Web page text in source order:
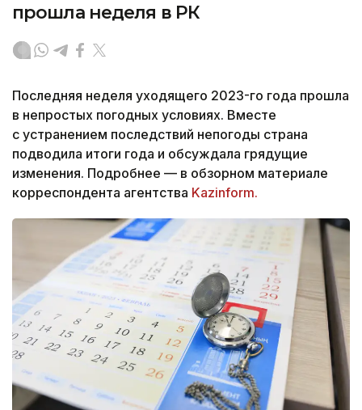
прошла неделя в РК
Последняя неделя уходящего 2023-го года прошла
в непростых погодных условиях. Вместе
с устранением последствий непогоды страна
подводила итоги года и обсуждала грядущие
изменения. Подробнее — в обзорном материале
корреспондента агентства Kazinform.